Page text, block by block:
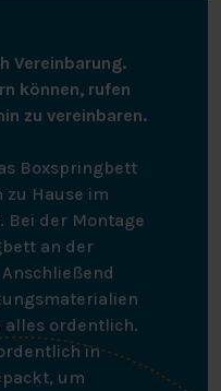
Vereinbarung.
können, rufen
zu vereinbaren.
Boxspringbett
Hause im
Bei der Montage
an der
ordentlich.
in
um